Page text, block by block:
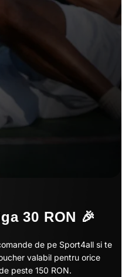
30 RON 🎉
de pe Sport4all si te
valabil pentru orice
peste 150 RON.